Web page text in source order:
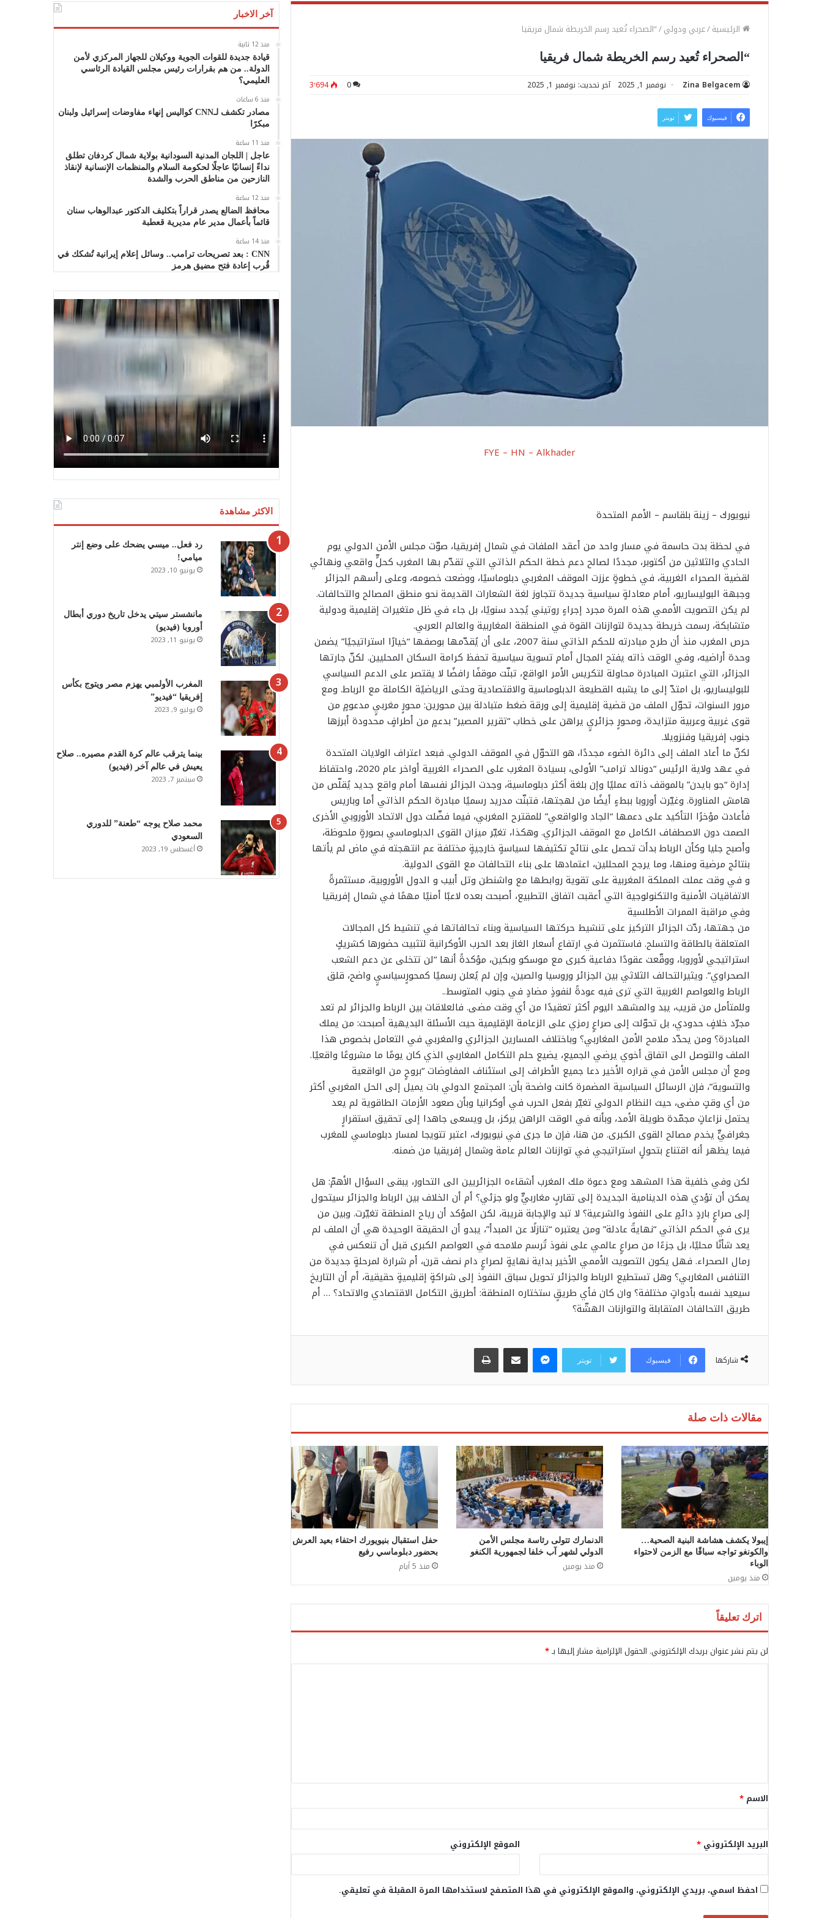
الرئيسية/عربي ودولي/“الصحراء تُعيد رسم الخريطة شمال فريقيا
“الصحراء تُعيد رسم الخريطة شمال فريقيا
Zina Belgacem نوفمبر 1, 2025 آخر تحديث: نوفمبر 1, 2025 0 3٬694
فيسبوك تويتر
FYE – HN – Alkhader
نيويورك – زينة بلقاسم – الأمم المتحدة
في لحظة بدت حاسمة في مسار واحد من أعقد الملفات في شمال إفريقيا، صوّت مجلس الأمن الدولي يوم
الحادي والثلاثين من أكتوبر، مجددًا لصالح دعم خطة الحكم الذاتي التي تقدّم بها المغرب كحلٍّ واقعي ونهائي
لقضية الصحراء الغربية، في خطوةٍ عززت الموقف المغربي دبلوماسيًا، ووضعت خصومه، وعلى رأسهم الجزائر
وجبهة البوليساريو، أمام معادلةٍ سياسية جديدة تتجاوز لغة الشعارات القديمة نحو منطق المصالح والتحالفات.
لم يكن التصويت الأممي هذه المرة مجرد إجراءٍ روتيني يُجدد سنويًا، بل جاء في ظل متغيرات إقليمية ودولية
متشابكة، رسمت خريطة جديدة لتوازنات القوة في المنطقة المغاربية والعالم العربي.
حرص المغرب منذ أن طرح مبادرته للحكم الذاتي سنة 2007، على أن يُقدّمها بوصفها “خيارًا استراتيجيًا” يضمن
وحدة أراضيه، وفي الوقت ذاته يفتح المجال أمام تسوية سياسية تحفظ كرامة السكان المحليين. لكنّ جارتها
الجزائر، التي اعتبرت المبادرة محاولة لتكريس الأمر الواقع، تبنّت موقفًا رافضًا لا يقتصر على الدعم السياسي
للبوليساريو، بل امتدّ إلى ما يشبه القطيعة الدبلوماسية والاقتصادية وحتى الرياضيًة الكاملة مع الرباط. ومع
مرور السنوات، تحوّل الملف من قضية إقليمية إلى ورقة ضغط متبادلة بين محورين: محورٍ مغربيٍ مدعومٍ من
قوى غربية وعربية متزايدة، ومحورٍ جزائريٍ يراهن على خطاب “تقرير المصير” بدعمٍ من أطرافٍ محدودة أبرزها
جنوب إفريقيا وفنزويلا.
لكنّ ما أعاد الملف إلى دائرة الضوء مجددًا، هو التحوّل في الموقف الدولي. فبعد اعتراف الولايات المتحدة
في عهد ولاية الرئيس “دونالد ترامب” الأولى، بسيادة المغرب على الصحراء الغربية أواخر عام 2020، واحتفاظ
إدارة “جو بايدن” بالموقف ذاته عمليًا وإن بلغة أكثر دبلوماسية، وجدت الجزائر نفسها أمام واقع جديد يُقلّص من
هامش المناورة. وغيّرت أوروبا ببطءٍ أيضًا من لهجتها، فتبنّت مدريد رسميًا مبادرة الحكم الذاتي أما وباريس
فأعادت مؤخرًا التأكيد على دعمها “الجاد والواقعي” للمقترح المغربي، فيما فضّلت دول الاتحاد الأوروبي الأخرى
الصمت دون الاصطفاف الكامل مع الموقف الجزائري. وهكذا، تغيّر ميزان القوى الدبلوماسي بصورةٍ ملحوظة،
وأصبح جليا وكأن الرباط بدأت تحصل على نتائج تكثيفها لسياسةٍ خارجيةٍ مختلفة عم انتهجته في ماض لم يأتها
بنتائج مرضية ومنها، وما يرجح المحللين، اعتمادها على بناء التحالفات مع القوى الدولية.
و في وقت عملت المملكة المغربية على تقوية روابطها مع واشنطن وتل أبيب و الدول الأوروبية، مستثمرةً
الاتفاقيات الأمنية والتكنولوجية التي أعقبت اتفاق التطبيع، أصبحت بعده لاعبًا أمنيًا مهمًا في شمال إفريقيا
وفي مراقبة الممرات الأطلسية
من جهتها، ردّت الجزائر التركيز على تنشيط حركتها السياسية وبناء تحالفاتها في تنشيط كل المجالات
المتعلقة بالطاقة والتسلح. فاستثمرت في ارتفاع أسعار الغاز بعد الحرب الأوكرانية لتثبيت حضورها كشريكٍ
استراتيجي لأوروبا، ووقّعت عقودًا دفاعية كبرى مع موسكو وبكين، مؤكدةً أنها “لن تتخلى عن دعم الشعب
الصحراوي”. ويثيرالتحالف الثلاثي بين الجزائر وروسيا والصين، وإن لم يُعلن رسميًا كمحورٍسياسيٍ واضح، قلق
الرباط والعواصم الغربية التي ترى فيه عودةً لنفوذٍ مضادٍ في جنوب المتوسط..
وللمتأمل من قريب، يبد والمشهد اليوم أكثر تعقيدًا من أي وقت مضى. فالعلاقات بين الرباط والجزائر لم تعد
مجرّد خلافٍ حدودي، بل تحوّلت إلى صراعٍ رمزي على الزعامة الإقليمية حيث الأسئلة البديهية أصبحت: من يملك
المبادرة؟ ومن يحدّد ملامح الأمن المغاربي؟ وباختلاف المسارين الجزائري والمغربي في التعامل بخصوص هذا
الملف والتوصل الى اتفاق أخوي يرضي الجميع، يضيع حلم التكامل المغاربي الذي كان يومًا ما مشروعًا واقعيًا.
ومع أن مجلس الأمن في قراره الأخير دعا جميع الأطراف إلى استئناف المفاوضات “بروحٍ من الواقعية
والتسوية”، فإن الرسائل السياسية المضمرة كانت واضحة بأن: المجتمع الدولي بات يميل إلى الحل المغربي أكثر
من أي وقتٍ مضى، حيث النظام الدولي تغيّر بفعل الحرب في أوكرانيا وبأن صعود الأزمات الطاقوية لم يعد
يحتمل نزاعاتٍ مجمّدة طويلة الأمد، وبأنه في الوقت الراهن يركز، بل ويسعى جاهدا إلى تحقيق استقرارٍ
جغرافيٍّ يخدم مصالح القوى الكبرى. من هنا، فإن ما جرى في نيويورك، اعتبر تتويجا لمسار دبلوماسي للمغرب
فيما يظهر أنه اقتناع بتحولٍ استراتيجي في توازنات العالم عامة وشمال إفريقيا من ضمنه.
لكن وفي خلفية هذا المشهد ومع دعوة ملك المغرب أشقاءه الجزائريين الى التحاور، يبقى السؤال الأهمّ: هل
يمكن أن تؤدي هذه الدينامية الجديدة إلى تقاربٍ مغاربيٍّ ولو جزئي؟ أم أن الخلاف بين الرباط والجزائر سيتحول
إلى صراعٍ باردٍ دائمٍ على النفوذ والشرعية؟ لا تبد والإجابة قريبة، لكن المؤكد أن رياح المنطقة تغيّرت. وبين من
يرى في الحكم الذاتي “نهايةً عادلة” ومن يعتبره “تنازلًا عن المبدأ”، يبدو أن الحقيقة الوحيدة هي أن الملف لم
يعد شأنًا محليًا، بل جزءًا من صراعٍ عالمي على نفوذ تُرسم ملامحه في العواصم الكبرى قبل أن تنعكس في
رمال الصحراء. فهل يكون التصويت الأممي الأخير بداية نهايةٍ لصراعٍ دام نصف قرن، أم شرارة لمرحلةٍ جديدة من
التنافس المغاربي؟ وهل تستطيع الرباط والجزائر تحويل سباق النفوذ إلى شراكةٍ إقليميةٍ حقيقية، أم أن التاريخ
سيعيد نفسه بأدواتٍ مختلفة؟ وان كان فأي طريقٍ ستختاره المنطقة: أطريق التكامل الاقتصادي والاتحاد؟ … أم
طريق التحالفات المتقابلة والتوازنات الهشّة؟
شاركها فيسبوك تويتر
مقالات ذات صلة
إيبولا يكشف هشاشة البنية الصحية…
والكونغو تواجه سباقًا مع الزمن لاحتواء
الوباء
منذ يومين
الدنمارك تتولى رئاسة مجلس الأمن
الدولي لشهر آب خلفا لجمهورية الكنغو
منذ يومين
حفل استقبال بنيويورك احتفاء بعيد العرش
بحضور دبلوماسي رفيع
منذ 5 أيام
اترك تعليقاً
لن يتم نشر عنوان بريدك الإلكتروني. الحقول الإلزامية مشار إليها بـ*
ق
*
الاسم *
البريد الإلكتروني * الموقع الإلكتروني
احفظ اسمي، بريدي الإلكتروني، والموقع الإلكتروني في هذا المتصفح لاستخدامها المرة المقبلة في تعليقي.
آخر الاخبار
منذ 12 ثانية
قيادة جديدة للقوات الجوية ووكيلان للجهاز المركزي لأمن
الدولة.. من هم بقرارات رئيس مجلس القيادة الرئاسي
العليمي؟
منذ 6 ساعات
مصادر تكشف لـCNN كواليس إنهاء مفاوضات إسرائيل ولبنان
مبكرًا
منذ 11 ساعة
عاجل | اللجان المدنية السودانية بولاية شمال كردفان تطلق
نداءً إنسانيًا عاجلًا لحكومة السلام والمنظمات الإنسانية لإنقاذ
النازحين من مناطق الحرب والشدة
منذ 12 ساعة
محافظ الضالع يصدر قراراً بتكليف الدكتور عبدالوهاب سنان
قائماً بأعمال مدير عام مديرية قعطبة
منذ 14 ساعة
CNN : بعد تصريحات ترامب.. وسائل إعلام إيرانية تُشكك في
قُرب إعادة فتح مضيق هرمز
الاكثر مشاهدة
رد فعل.. ميسي يضحك على وضع إنتر
ميامي!
يونيو 10, 2023
مانشستر سيتي يدخل تاريخ دوري أبطال
أوروبا (فيديو)
يونيو 11, 2023
المغرب الأولمبي يهزم مصر ويتوج بكأس
إفريقيا “فيديو”
يوليو 9, 2023
بينما يترقب عالم كرة القدم مصيره.. صلاح
يعيش في عالم آخر (فيديو)
سبتمبر 7, 2023
محمد صلاح يوجه “طعنة” للدوري
السعودي
أغسطس 19, 2023